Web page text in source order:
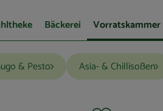
Bäckerei Vorratskammer
& Pesto Asia- & Chillisoßen